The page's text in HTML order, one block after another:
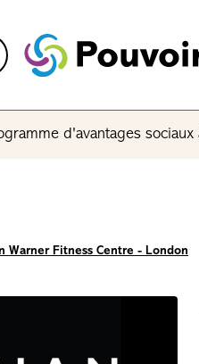
d'avantages
Warner Fitness Centre - London